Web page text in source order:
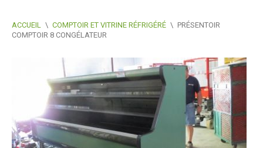
ACCUEIL \ COMPTOIR ET VITRINE RÉFRIGÉRÉ \ PRÉSENTOIR
COMPTOIR 8 CONGÉLATEUR